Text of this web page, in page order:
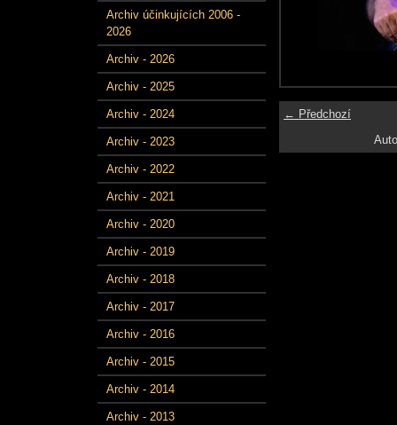
Archiv účinkujících 2006 -
2026
Archiv - 2026
Archiv - 2025
Archiv - 2024
Archiv - 2023
Archiv - 2022
Archiv - 2021
Archiv - 2020
Archiv - 2019
Archiv - 2018
Archiv - 2017
Archiv - 2016
Archiv - 2015
Archiv - 2014
Archiv - 2013
← Předchozí